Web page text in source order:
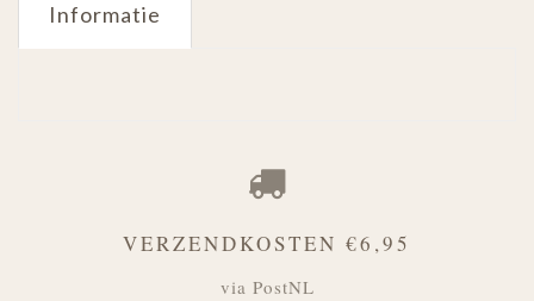
Informatie
VERZENDKOSTEN €6,95
via PostNL